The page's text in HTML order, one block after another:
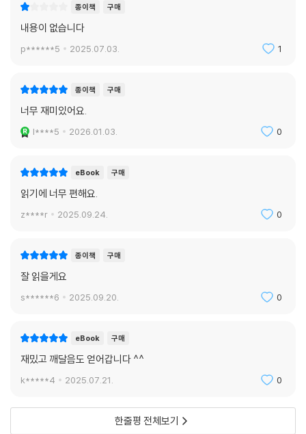
종이책 구매
내용이 없습니다
p******5 2025.07.03. 1
종이책 구매
너무 재미있어요.
l****5 2026.01.03. 0
eBook 구매
읽기에 너무 편해요.
z****r 2025.09.24. 0
종이책 구매
잘 읽을게요
s******6 2025.09.20. 0
eBook 구매
재밌고 깨달음도 얻어갑니다 ^^
k*****4 2025.07.21. 0
한줄평 전체보기